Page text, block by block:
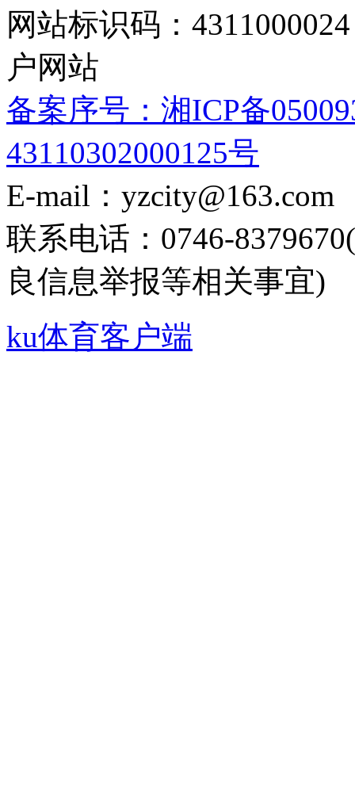
网站标识码：
户网站
备案序号：湘ICP备
43110302000125号
E-mail：yzcity@163.com
联系电话：0746-
良信息举报等相关事宜)
ku体育客户端